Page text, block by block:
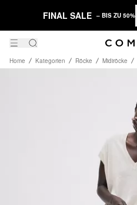
FINAL SALE – BIS ZU 50%
Home Kategorien Röcke Midiröcke